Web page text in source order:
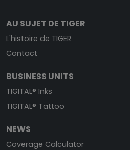
AU SUJET DE TIGER
L'histoire de TIGER
Contact
BUSINESS UNITS
TIGITAL® Inks
TIGITAL® Tattoo
NEWS
Coverage Calculator